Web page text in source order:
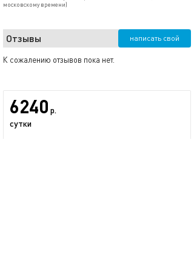
московскому времени)
Отзывы написать свой
К сожалению отзывов пока нет.
6240 р.
сутки